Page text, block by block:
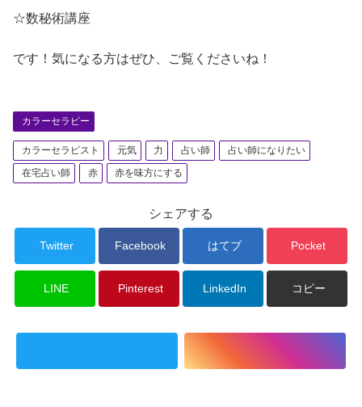
☆数秘術講座
です！気になる方はぜひ、ご覧くださいね！
カラーセラピー
カラーセラピスト 元気 力 占い師
占い師になりたい
在宅占い師
赤 赤を味方にする
シェアする
Twitter Facebook はてブ Pocket
LINE Pinterest LinkedIn コピー